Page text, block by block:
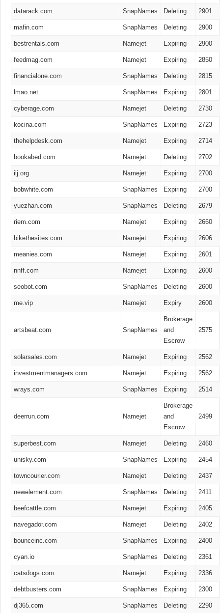
datarack.com SnapNames Deleting 2901
mafin.com SnapNames Deleting 2900
bestrentals.com Namejet Expiring 2900
feedmag.com Namejet Expiring 2850
financialone.com SnapNames Deleting 2815
lmao.net SnapNames Expiring 2801
cyberage.com Namejet Deleting 2730
kocina.com SnapNames Expiring 2723
thehelpdesk.com Namejet Expiring 2714
bookabed.com Namejet Deleting 2702
ilj.org Namejet Expiring 2700
bobwhite.com SnapNames Expiring 2700
yuezhan.com SnapNames Deleting 2679
riem.com Namejet Expiring 2660
bikethesites.com Namejet Expiring 2606
meanies.com Namejet Expiring 2601
nnff.com Namejet Expiring 2600
seobot.com SnapNames Deleting 2600
me.vip Namejet Expiry 2600
artsbeat.com SnapNames
Brokerage
and
Escrow
2575
solarsales.com Namejet Expiring 2562
investmentmanagers.com Namejet Expiring 2562
wrays.com SnapNames Expiring 2514
deerrun.com Namejet
Brokerage
and
Escrow
2499
superbest.com Namejet Deleting 2460
unisky.com SnapNames Expiring 2454
towncourier.com Namejet Deleting 2437
newelement.com SnapNames Deleting 2411
beefcattle.com Namejet Expiring 2405
navegador.com Namejet Deleting 2402
bounceinc.com SnapNames Expiring 2400
cyan.io SnapNames Deleting 2361
catsdogs.com Namejet Expiring 2336
debtbusters.com SnapNames Expiring 2300
dj365.com SnapNames Deleting 2290